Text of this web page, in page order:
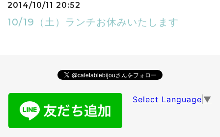
2014/10/11 20:52
10/19（土）ランチお休みいたします
Select Language ▼